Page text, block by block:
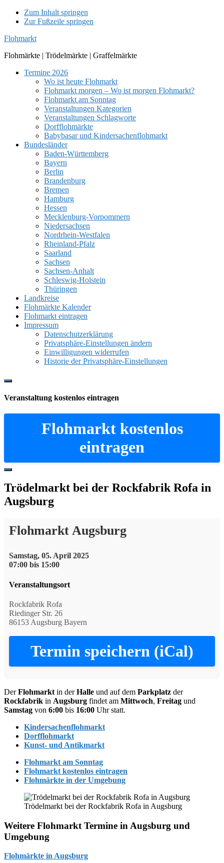
Zum Inhalt springen
Zur Fußzeile springen
Flohmarkt
Flohmärkte | Trödelmärkte | Graffelmärkte
Termine 2026
Wo ist heute Flohmarkt
Flohmarkt morgen – Wo ist morgen Flohmarkt?
Flohmarkt am Sonntag
Veranstaltungen Kategorien
Veranstaltungen Schlagworte
Dorfflohmärkte
Babybasar und Kindersachenflohmarkt
Bundesländer
Baden-Württemberg
Bayern
Berlin
Brandenburg
Bremen
Hamburg
Hessen
Mecklenburg-Vorpommern
Niedersachsen
Nordrhein-Westfalen
Rheinland-Pfalz
Saarland
Sachsen
Sachsen-Anhalt
Schleswig-Holstein
Thüringen
Landkreise
Flohmärkte Kalender
Flohmarkt eintragen
Impressum
Datenschutzerklärung
Privatsphäre-Einstellungen ändern
Einwilligungen widerrufen
Historie der Privatsphäre-Einstellungen
Show
Content
Veranstaltung kostenlos eintragen
Flohmarkt kostenlos
eintragen
Hide
Content
Trödelmarkt bei der Rockfabrik Rofa in
Augsburg
Flohmarkt Augsburg
Samstag, 05. April 2025
07:00 bis 15:00
Veranstaltungsort
Rockfabrik Rofa
Riedinger Str. 26
86153 Augsburg Bayern
Termin speichern (iCal)
DerFlohmarkt in derHalle und auf dem Parkplatz der
Rockfabrik in Augsburg findet am Mittwoch, Freitag und
Samstag von 6:00 bis 16:00 Uhr statt.
Kindersachenflohmarkt
Dorfflohmarkt
Kunst- und Antikmarkt
Flohmarkt am Sonntag
Flohmarkt kostenlos eintragen
Flohmärkte in der Umgebung
Trödelmarkt bei der Rockfabrik Rofa in Augsburg
Weitere Flohmarkt Termine in Augsburg und
Umgebung
Flohmärkte in Augsburg